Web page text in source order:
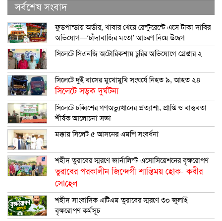
সর্বশেষ সংবাদ
ফুডপান্ডায় অর্ডার, খাবার খেয়ে রেস্টুরেন্টে এসে টাকা দাবির
অভিযোগ—‘চাঁদাবাজির মতো’ আচরণ নিয়ে উদ্বেগ
সিলেটে সিএনজি অটোরিকশায় চুরির অভিযোগে গ্রেপ্তার ২
সিলেটে দুই বাসের মুখোমুখি সংঘর্ষে নিহত ৯, আহত ২৪
সিলেটে সড়ক দুর্ঘটনা
সিলেটে চব্বিশের গণঅভ্যুত্থানের প্রত্যাশা, প্রাপ্তি ও বাস্তবতা
শীর্ষক আলোচনা সভা
মক্কায় সিলেট ৫ আসনের এমপি সংবর্ধনা
শহীদ তুরাবের স্মরণে জার্নালিস্ট এসোসিয়েশনের বৃক্ষরোপণ
তুরাবের পরকালীন জিন্দেগী শান্তিময় হোক- কবীর
সোহেল
শহীদ সাংবাদিক এটিএম তুরাবের স্মরণে ৩০ জুলাই
বৃক্ষরোপণ কর্মসূচ